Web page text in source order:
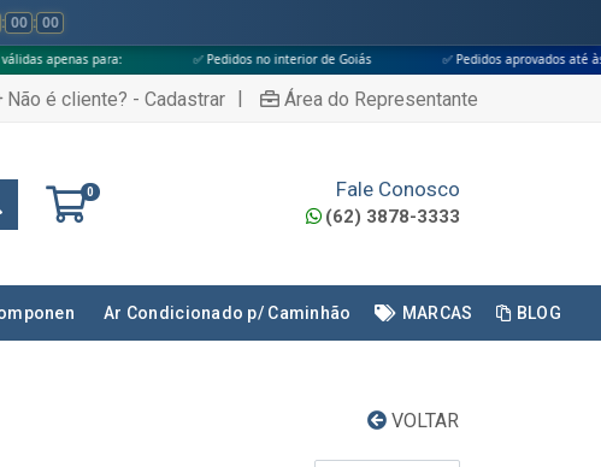
: 00 : 00
✅ Pedidos no interior de Goiás ✅ Pedidos aprovados até às 18h
Não é cliente? - Cadastrar | Área do Representante
0 Fale Conosco
(62) 3878-3333
Ar Condicionado p/ Caminhão MARCAS BLOG
VOLTAR